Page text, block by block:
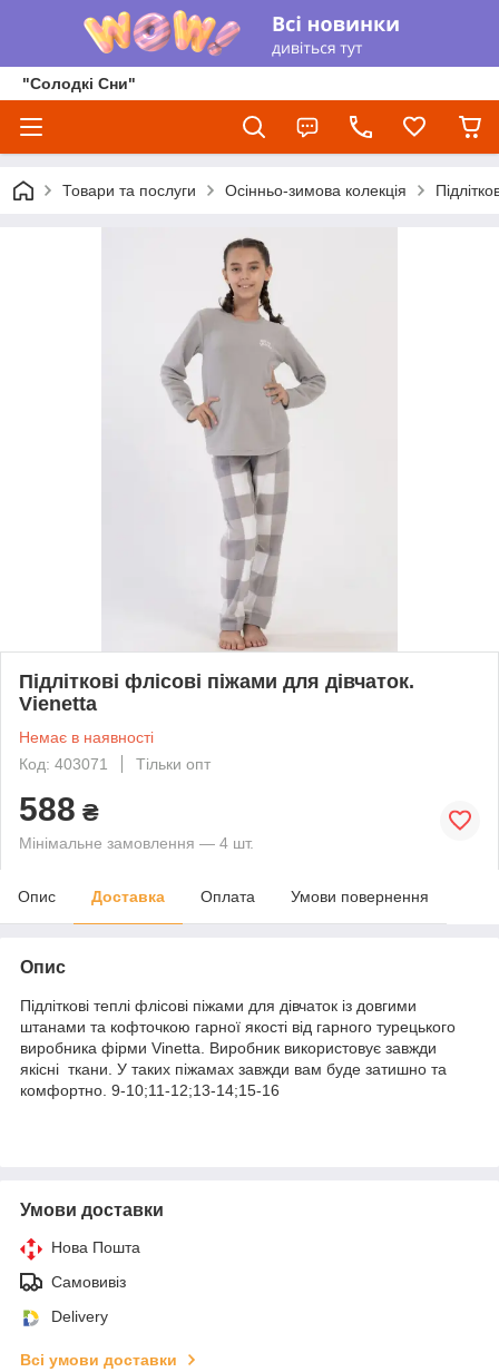
"Солодкі Сни"
Товари та послуги Осінньо-зимова колекція
Підліткові флісові піжами для дівчаток.
Vienetta
Немає в наявності
Код: 403071
Тільки опт
588 ₴
Мінімальне замовлення — 4 шт.
Опис Доставка Оплата Умови повернення
Опис
Підліткові теплі флісові піжами для дівчаток із довгими
штанами та кофточкою гарної якості від гарного турецького
виробника фірми Vinetta. Виробник використовує завжди
якісні ткани. У таких піжамах завжди вам буде затишно та
комфортно. 9-10;11-12;13-14;15-16
Умови доставки
Нова Пошта
Самовивіз
Delivery
Всі умови доставки